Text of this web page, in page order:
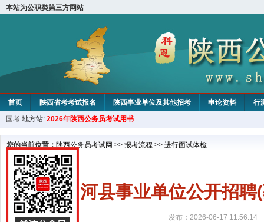
本站为公职类第三方网站
首页 陕西省考考试报名 陕西事业单位及其他招考 申论资料
行
国考 地方站: 2026年陕西公务员考试用书
您的当前位置： 陕西公务员考试网 >> 报考流程 >> 进行面试体检
白河县事业单位公开招
发布：2026-06-17 11:56:14